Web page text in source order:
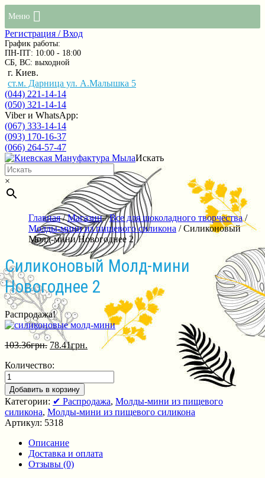
Меню
Регистрация / Вход
График работы:
ПН-ПТ: 10:00 - 18:00
СБ, ВС: выходной
г. Киев.
ст.м. Дарница ул. А.Малышка 5
(044) 221-14-14
(050) 321-14-14
Viber и WhatsApp:
(067) 333-14-14
(093) 170-16-37
(066) 264-57-47
Искать
×
Главная/Магазин/Все для шоколадного творчества/
Молды-мини из пищевого силикона / Силиконовый
Молд-мини Новогоднее 2
Силиконовый Молд-мини
Новогоднее 2
Распродажа!
103.36грн. 78.41грн.
Количество:
Добавить в корзину
Категории: ✔ Распродажа, Молды-мини из пищевого
силикона, Молды-мини из пищевого силикона
Артикул: 5318
Описание
Доставка и оплата
Отзывы (0)